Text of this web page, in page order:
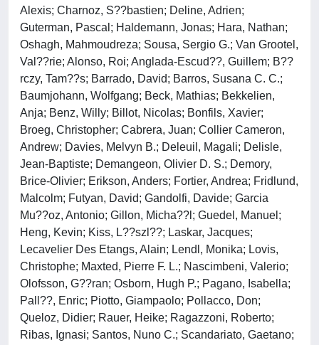
Alexis; Charnoz, S??bastien; Deline, Adrien;
Guterman, Pascal; Haldemann, Jonas; Hara, Nathan;
Oshagh, Mahmoudreza; Sousa, Sergio G.; Van Grootel,
Val??rie; Alonso, Roi; Anglada-Escud??, Guillem; B??
rczy, Tam??s; Barrado, David; Barros, Susana C. C.;
Baumjohann, Wolfgang; Beck, Mathias; Bekkelien,
Anja; Benz, Willy; Billot, Nicolas; Bonfils, Xavier;
Broeg, Christopher; Cabrera, Juan; Collier Cameron,
Andrew; Davies, Melvyn B.; Deleuil, Magali; Delisle,
Jean-Baptiste; Demangeon, Olivier D. S.; Demory,
Brice-Olivier; Erikson, Anders; Fortier, Andrea; Fridlund,
Malcolm; Futyan, David; Gandolfi, Davide; Garcia
Mu??oz, Antonio; Gillon, Micha??l; Guedel, Manuel;
Heng, Kevin; Kiss, L??szl??; Laskar, Jacques;
Lecavelier Des Etangs, Alain; Lendl, Monika; Lovis,
Christophe; Maxted, Pierre F. L.; Nascimbeni, Valerio;
Olofsson, G??ran; Osborn, Hugh P.; Pagano, Isabella;
Pall??, Enric; Piotto, Giampaolo; Pollacco, Don;
Queloz, Didier; Rauer, Heike; Ragazzoni, Roberto;
Ribas, Ignasi; Santos, Nuno C.; Scandariato, Gaetano;